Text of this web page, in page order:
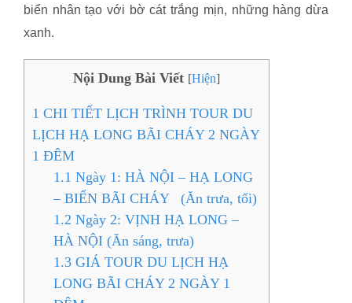
biển nhân tạo với bờ cát trắng mịn, những hàng dừa
xanh.
Nội Dung Bài Viết [Hiện]
1 CHI TIẾT LỊCH TRÌNH TOUR DU
LỊCH HẠ LONG BÃI CHÁY 2 NGÀY
1 ĐÊM
1.1 Ngày 1: HÀ NỘI – HẠ LONG
– BIỂN BÃI CHÁY (Ăn trưa, tối)
1.2 Ngày 2: VỊNH HẠ LONG –
HÀ NỘI (Ăn sáng, trưa)
1.3 GIÁ TOUR DU LỊCH HẠ
LONG BÃI CHÁY 2 NGÀY 1